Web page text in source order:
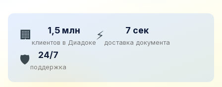
🏢 1,5 млн
клиентов в Диадоке⚡ 7 сек
доставка документа
🛡️ 24/7
поддержка